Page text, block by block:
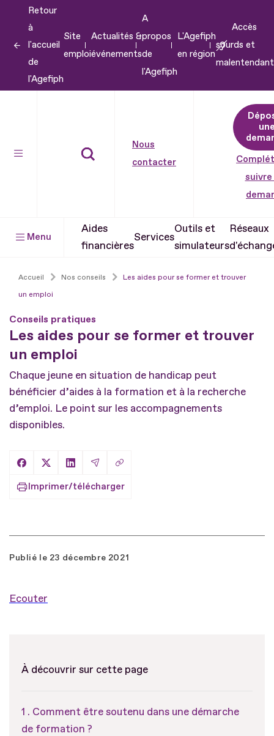
contenu
Retour
à
l'accueil
de
l'Agefiph
Site
emploi
Actualités &
événements
A
propos
de
l'Agefiph
L'Agefiph
en région
Accès
sourds et
Nous
contacter
suivre
Menu
Aides
financières
Services
Outils et
simulateurs
Réseaux
Accueil Nos conseils
Les aides pour se former et trouver
un emploi
Conseils pratiques
Les aides pour se former et trouver
un emploi
Chaque jeune en situation de handicap peut
bénéficier d’aides à la formation et à la recherche
d’emploi. Le point sur les accompagnements
disponibles.
Partager sur Facebook
Partager sur X
Partager sur LinkedIn
Partager par Email
Copier le lien
Imprimer/télécharger
Publié le 23 décembre 2021
Ecouter
À découvrir sur cette page
Comment être soutenu dans une démarche
de formation ?